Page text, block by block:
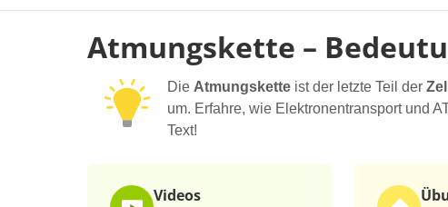
Atmungskette –
Die Atmungskette ist der letzte Teil der
um. Erfahre, wie Elektronentransport und
Text!
Videos